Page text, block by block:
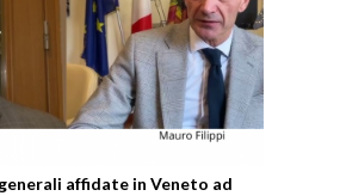
affidate in Veneto ad